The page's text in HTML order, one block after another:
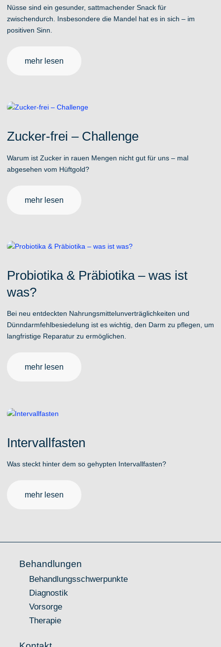
Nüsse sind ein gesunder, sattmachender Snack für
zwischendurch. Insbesondere die Mandel hat es in sich – im
positiven Sinn.
mehr lesen
Zucker-frei – Challenge
Warum ist Zucker in rauen Mengen nicht gut für uns – mal
abgesehen vom Hüftgold?
mehr lesen
Probiotika & Präbiotika – was ist
was?
Bei neu entdeckten Nahrungsmittelunverträglichkeiten und
Dünndarmfehlbesiedelung ist es wichtig, den Darm zu pflegen, um
langfristige Reparatur zu ermöglichen.
mehr lesen
Intervallfasten
Was steckt hinter dem so gehypten Intervallfasten?
mehr lesen
Behandlungen
Behandlungsschwerpunkte
Diagnostik
Vorsorge
Therapie